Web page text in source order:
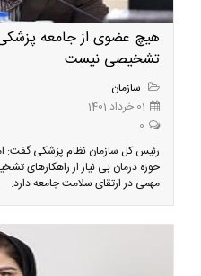
هیچ عضوی از جامعه پزشکی
تشخیصی نیست
سازمان
01 خرداد 1401
0
رئیس کل سازمان نظام پزشکی گفت:
حوزه درمان بی نیاز از راهکارهای
مهمی در ارتقای سلامت جامعه دارد.